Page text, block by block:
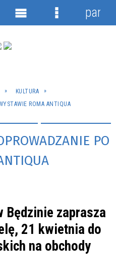
KULTURA
ROMA ANTIQUA
PO
Będzinie zaprasza
21 kwietnia do
na obchody
Menu
Menu
panel